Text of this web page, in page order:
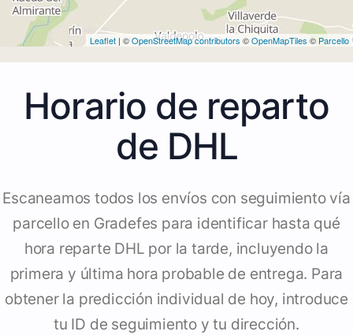
Leaflet | ©OpenStreetMap contributors ©OpenMapTiles © Parcello
Horario de reparto
de DHL
Escaneamos todos los envíos con seguimiento vía
parcello en Gradefes para identificar hasta qué
hora reparte DHL por la tarde, incluyendo la
primera y última hora probable de entrega. Para
obtener la predicción individual de hoy, introduce
tu ID de seguimiento y tu dirección.